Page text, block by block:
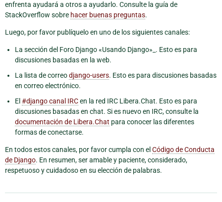
enfrenta ayudará a otros a ayudarlo. Consulte la guía de
StackOverflow sobre hacer buenas preguntas.
Luego, por favor publíquelo en uno de los siguientes canales:
La sección del Foro Django «Usando Django»_. Esto es para
discusiones basadas en la web.
La lista de correodjango-users. Esto es para discusiones basadas
en correo electrónico.
El #django canal IRCen la red IRC Libera.Chat. Esto es para
discusiones basadas en chat. Si es nuevo en IRC, consulte la
documentación de Libera.Chat para conocer las diferentes
formas de conectarse.
En todos estos canales, por favor cumpla con el Código de Conducta
de Django. En resumen, ser amable y paciente, considerado,
respetuoso y cuidadoso en su elección de palabras.